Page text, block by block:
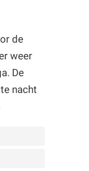
de
weer
De
nacht